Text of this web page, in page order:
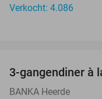
Verkocht: 4.086
3-gangendiner à
BANKA Heerde